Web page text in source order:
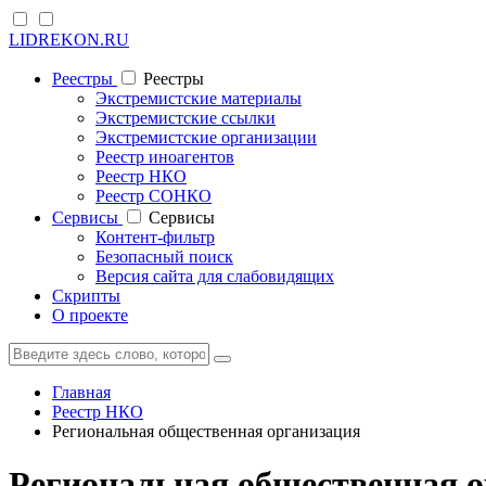
LIDREKON.RU
Реестры
Реестры
Экстремистские материалы
Экстремистские ссылки
Экстремистские организации
Реестр иноагентов
Реестр НКО
Реестр СОНКО
Cервисы
Cервисы
Контент-фильтр
Безопасный поиск
Версия сайта для слабовидящих
Скрипты
О проекте
Главная
Реестр НКО
Региональная общественная организация